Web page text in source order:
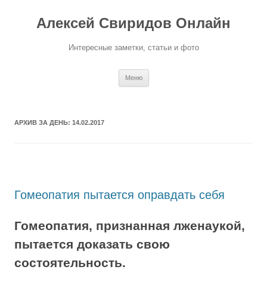
содержимому
Алексей Свиридов Онлайн
Интересные заметки, статьи и фото
Меню
АРХИВ ЗА ДЕНЬ: 14.02.2017
Гомеопатия пытается оправдать себя
Гомеопатия, признанная лженаукой,
пытается доказать свою
состоятельность.